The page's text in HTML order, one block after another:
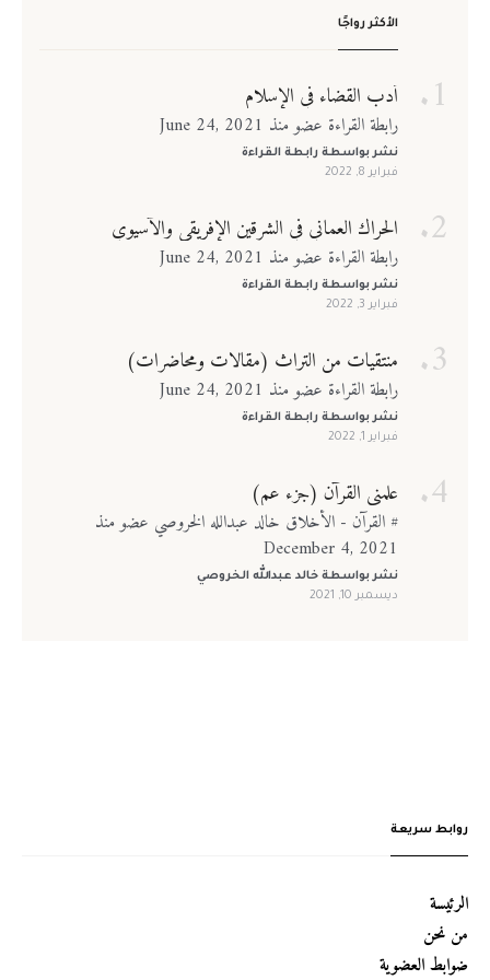
الأكثر رواجًا
أدب القضاء في الإسلام
رابطة القراءة عضو منذ June 24, 2021
نشر بواسطة رابطة القراءة
فبراير 8, 2022
الحراك العماني في الشرقين الإفريقي والآسيوي
رابطة القراءة عضو منذ June 24, 2021
نشر بواسطة رابطة القراءة
فبراير 3, 2022
منتقيات من التراث (مقالات ومحاضرات)
رابطة القراءة عضو منذ June 24, 2021
نشر بواسطة رابطة القراءة
فبراير 1, 2022
علمني القرآن (جزء عم)
# القرآن - الأخلاق خالد عبدالله الخروصي عضو منذ
December 4, 2021
نشر بواسطة خالد عبدالله الخروصي
ديسمبر 10, 2021
روابط سريعة
الرئيسة
من نحن
ضوابط العضوية